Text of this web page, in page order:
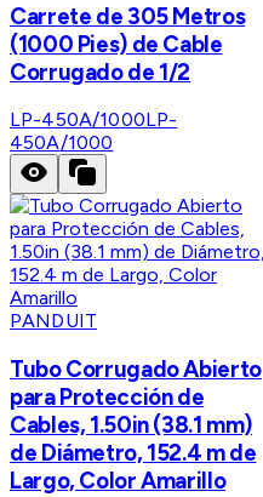
Carrete de 305 Metros
(1000 Pies) de Cable
Corrugado de 1/2
LP-450A/1000LP-
450A/1000
PANDUIT
Tubo Corrugado Abierto
para Protección de
Cables, 1.50in (38.1 mm)
de Diámetro, 152.4 m de
Largo, Color Amarillo